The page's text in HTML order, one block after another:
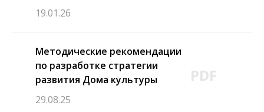
19.01.26
Методические рекомендации
по разработке стратегии
развития Дома культуры
29.08.25
PDF